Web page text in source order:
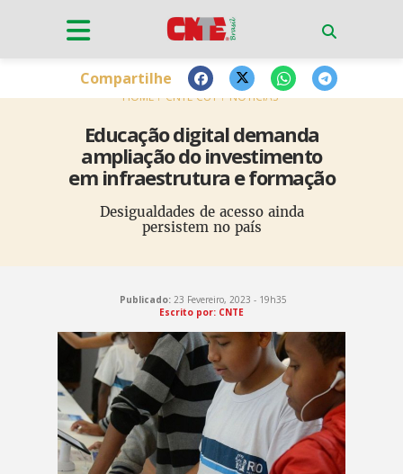
HOME CNTE-CUT NOTÍCIAS
Educação digital demanda
ampliação do investimento
em infraestrutura e formação
Desigualdades de acesso ainda
persistem no país
Compartilhe
Publicado:23 Fevereiro, 2023 - 19h35
Escrito por: CNTE